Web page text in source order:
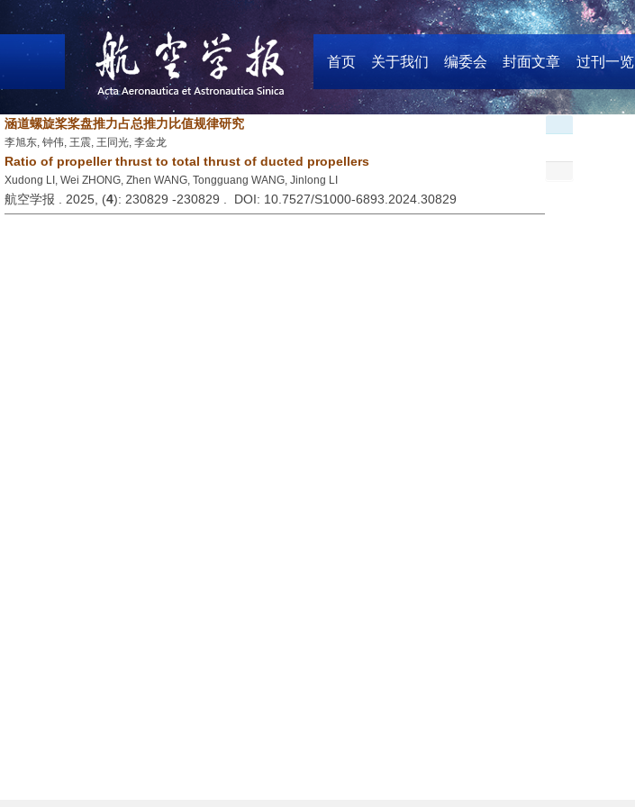
首页 关于我们 编委会 封面文章 过刊一览
涵道螺旋桨桨盘推力占总推力比值规律研究
李旭东, 钟伟, 王震, 王同光, 李金龙
Ratio of propeller thrust to total thrust of ducted propellers
Xudong LI, Wei ZHONG, Zhen WANG, Tongguang WANG, Jinlong LI
航空学报 . 2025, (4): 230829 -230829 . DOI: 10.7527/S1000-6893.2024.30829